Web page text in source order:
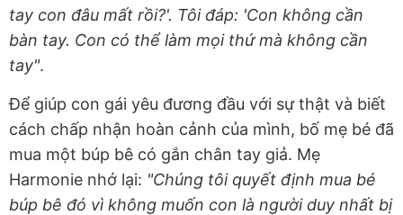
tay con đâu mất rồi?'. Tôi đáp: 'Con không cần
bàn tay. Con có thể làm mọi thứ mà không cần
tay".
Để giúp con gái yêu đương đầu với sự thật và biết
cách chấp nhận hoàn cảnh của mình, bố mẹ bé đã
mua một búp bê có gắn chân tay giả. Mẹ
Harmonie nhớ lại: "Chúng tôi quyết định mua bé
búp bê đó vì không muốn con là người duy nhất bị